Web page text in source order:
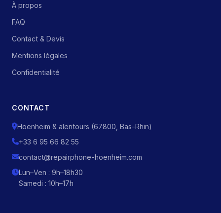
À propos
FAQ
Contact & Devis
Mentions légales
Confidentialité
CONTACT
Hoenheim & alentours (67800, Bas-Rhin)
+33 6 95 66 82 55
contact@repairphone-hoenheim.com
Lun–Ven : 9h–18h30
Samedi : 10h–17h